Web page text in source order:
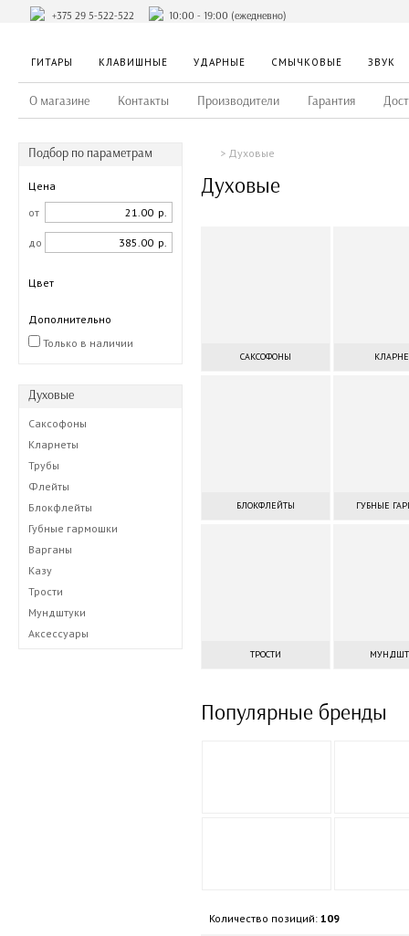
+375 29 5-522-522 10:00 - 19:00 (ежедневно)
ГИТАРЫ КЛАВИШНЫЕ УДАРНЫЕ СМЫЧКОВЫЕ ЗВУК
О магазине Контакты Производители Гарантия
Подбор по параметрам
Цена
от
р.
до р.
Цвет
Дополнительно
Только в наличии
Духовые
Саксофоны
Кларнеты
Трубы
Флейты
Блокфлейты
Губные гармошки
Варганы
Казу
Трости
Мундштуки
Аксессуары
Духовые
Духовые
САКСОФОНЫ
БЛОКФЛЕЙТЫ ГУБНЫЕ
ТРОСТИ
Популярные бренды
Количество позиций: 109